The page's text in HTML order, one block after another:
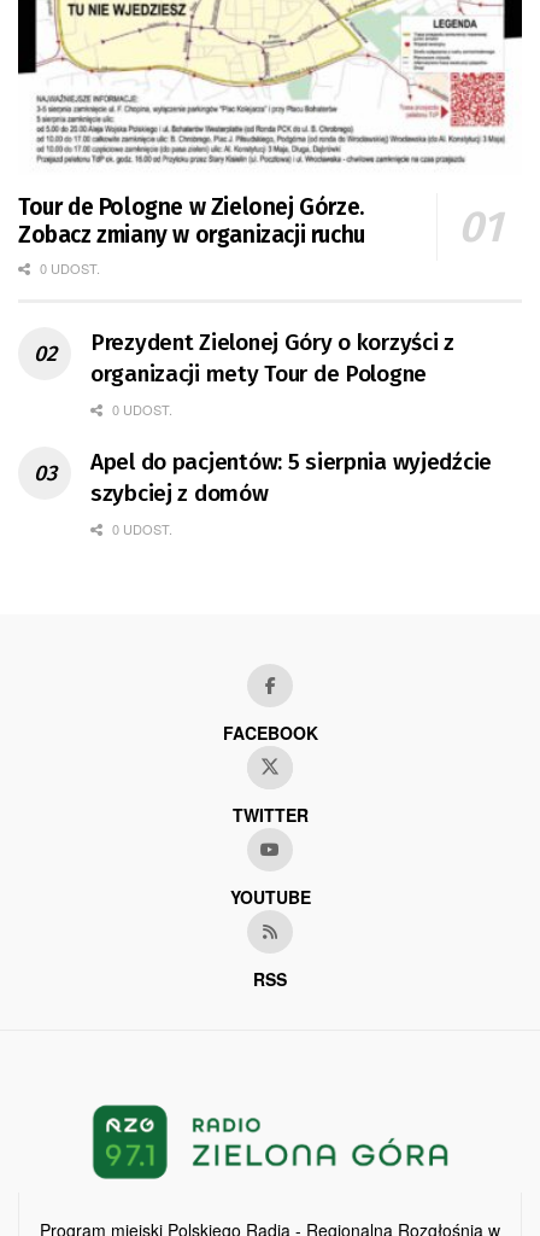
Tour de Pologne w Zielonej Górze.
Zobacz zmiany w organizacji ruchu
0 UDOST.
Prezydent Zielonej Góry o korzyści z
organizacji mety Tour de Pologne
0 UDOST.
Apel do pacjentów: 5 sierpnia wyjedźcie
szybciej z domów
0 UDOST.
FACEBOOK
TWITTER
YOUTUBE
RSS
Program miejski Polskiego Radia - Regionalna Rozgłośnia w